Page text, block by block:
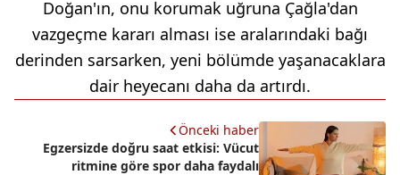
Doğan'ın, onu korumak uğruna Çağla'dan
vazgeçme kararı alması ise aralarındaki bağı
derinden sarsarken, yeni bölümde yaşanacaklara
dair heyecanı daha da artırdı.
Önceki haber
Egzersizde doğru saat etkisi: Vücut
ritmine göre spor daha faydalı